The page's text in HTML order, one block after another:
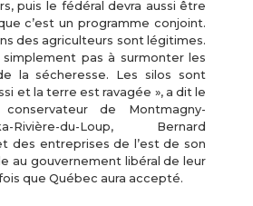
puis le fédéral devra aussi être
c’est un programme conjoint.
des agriculteurs sont légitimes.
simplement pas à surmonter les
la sécheresse. Les silos sont
et la terre est ravagée », a dit le
de Montmagny-
Rivière-du-Loup, Bernard
des entreprises de l’est de son
au gouvernement libéral de leur
que Québec aura accepté.